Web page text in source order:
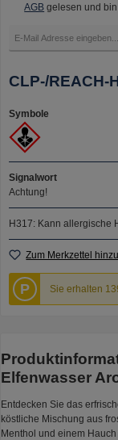
AGB gelesen und
CLP-/REACH-
Symbole
Signalwort
Achtung!
H317: Kann allergische
Zum Merkzettel
P Sie erhalten
Elfenwasser
Entdecken Sie das
köstliche Mischung aus
Menthol und einem Hauch